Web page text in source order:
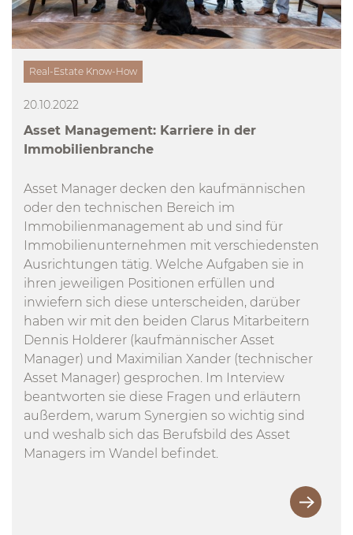
Real-Estate Know-How
20.10.2022
Asset Management: Karriere in der
Immobilienbranche
Asset Manager decken den kaufmännischen
oder den technischen Bereich im
Immobilienmanagement ab und sind für
Immobilienunternehmen mit verschiedensten
Ausrichtungen tätig. Welche Aufgaben sie in
ihren jeweiligen Positionen erfüllen und
inwiefern sich diese unterscheiden, darüber
haben wir mit den beiden Clarus Mitarbeitern
Dennis Holderer (kaufmännischer Asset
Manager) und Maximilian Xander (technischer
Asset Manager) gesprochen. Im Interview
beantworten sie diese Fragen und erläutern
außerdem, warum Synergien so wichtig sind
und weshalb sich das Berufsbild des Asset
Managers im Wandel befindet.